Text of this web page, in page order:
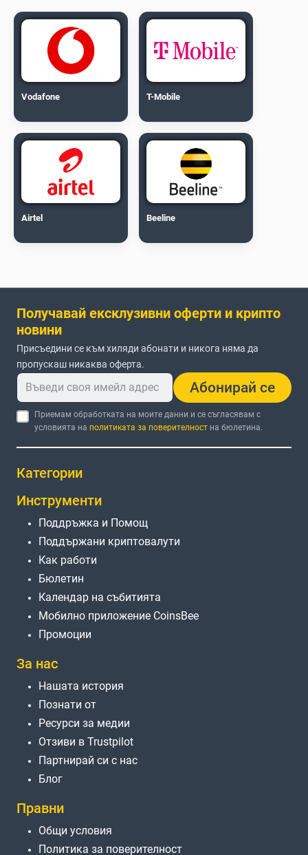
Vodafone T-Mobile
Airtel Beeline
Получавай ексклузивни оферти и крипто
новини
Присъедини се към хиляди абонати и никога няма да
пропускаш никаква оферта.
Абонирай се
Приемам обработката на моите данни и се съгласявам с
условията на политиката за поверителност на бюлетина.
Категории
Инструменти
Поддръжка и Помощ
Поддържани криптовалути
Как работи
Бюлетин
Календар на събитията
Мобилно приложение CoinsBee
Промоции
За нас
Нашата история
Познати от
Ресурси за медии
Отзиви в Trustpilot
Партнирай си с нас
Блог
Правни
Общи условия
Политика за поверителност